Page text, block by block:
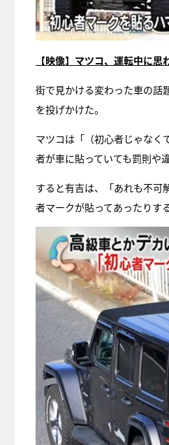
【映像】マツコ、運転中に
街で見かける変わった車の話
を投げかけた。
マツコは「（初心者じゃなく
者が車に貼っていても罰則や
すると有吉は、「あれも不
者マークが貼ってあったりす